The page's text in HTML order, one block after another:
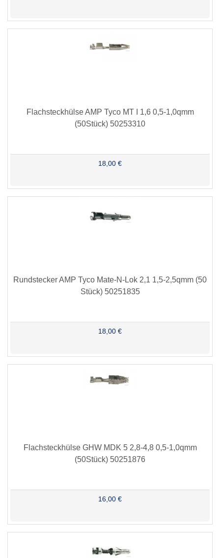
Flachsteckhülse AMP Tyco MT I 1,6 0,5-1,0qmm
(50Stück) 50253310
18,00 €
Rundstecker AMP Tyco Mate-N-Lok 2,1 1,5-2,5qmm (50
Stück) 50251835
18,00 €
Flachsteckhülse GHW MDK 5 2,8-4,8 0,5-1,0qmm
(50Stück) 50251876
16,00 €